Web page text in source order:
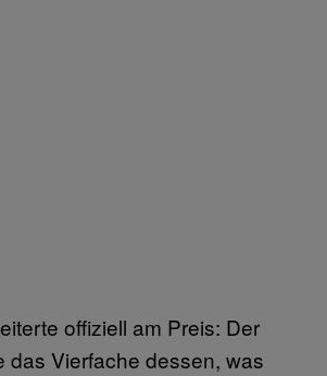
offiziell am Preis: Der
das Vierfache dessen, was